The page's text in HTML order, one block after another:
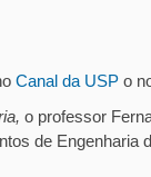
Canal da USP o
o professor
de Engenharia